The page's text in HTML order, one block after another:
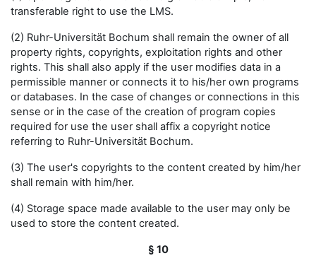
transferable right to use the LMS.
(2) Ruhr-Universität Bochum shall remain the owner of all
property rights, copyrights, exploitation rights and other
rights. This shall also apply if the user modifies data in a
permissible manner or connects it to his/her own programs
or databases. In the case of changes or connections in this
sense or in the case of the creation of program copies
required for use the user shall affix a copyright notice
referring to Ruhr-Universität Bochum.
(3) The user's copyrights to the content created by him/her
shall remain with him/her.
(4) Storage space made available to the user may only be
used to store the content created.
§ 10